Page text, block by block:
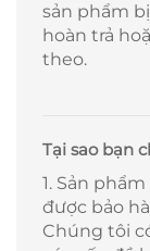
sản phẩm
hoàn trả
theo.
Tại sao bạn
1. Sản
được bảo
Chúng tôi